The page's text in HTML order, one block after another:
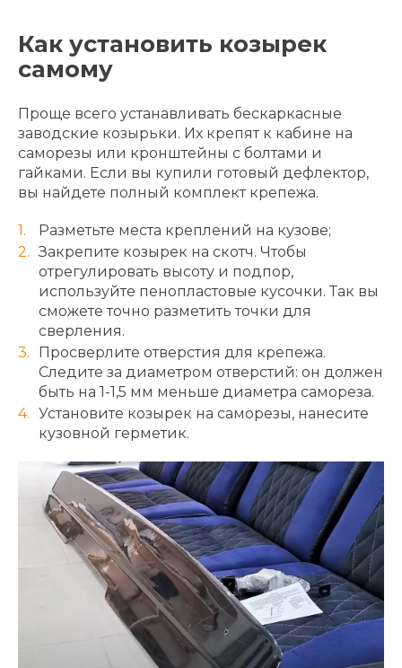
Как установить козырек
самому
Проще всего устанавливать бескаркасные
заводские козырьки. Их крепят к кабине на
саморезы или кронштейны с болтами и
гайками. Если вы купили готовый дефлектор,
вы найдете полный комплект крепежа.
Разметьте места креплений на кузове;
Закрепите козырек на скотч. Чтобы
отрегулировать высоту и подпор,
используйте пенопластовые кусочки. Так вы
сможете точно разметить точки для
сверления.
Просверлите отверстия для крепежа.
Следите за диаметром отверстий: он должен
быть на 1-1,5 мм меньше диаметра самореза.
Установите козырек на саморезы, нанесите
кузовной герметик.